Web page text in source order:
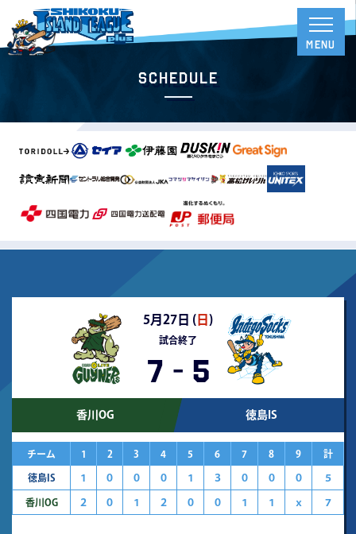
Schedule
5月27日 ( 日 )
試合終了
7 - 5
香川OG 徳島IS
チーム 1 2 3 4 5 6 7 8 9 計
徳島IS １ ０ ０ ０ １ ３ ０ ０ ０ ５
香川OG ２ ０ １ ２ ０ ０ １ １ ｘ ７